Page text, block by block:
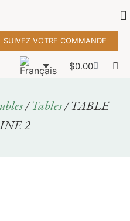
SUIVEZ VOTRE COMMANDE
$0.00
/Tables/ TABLE
2